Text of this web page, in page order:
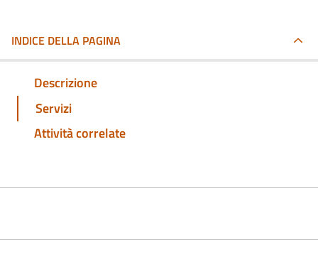
INDICE DELLA PAGINA
Descrizione
Servizi
Attività correlate